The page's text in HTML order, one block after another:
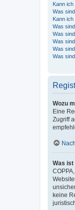
Kann
Was
Kann ich
Was
Was
Was
Was
Was
Wozu
Eine
Zugriff
Was ist
keine